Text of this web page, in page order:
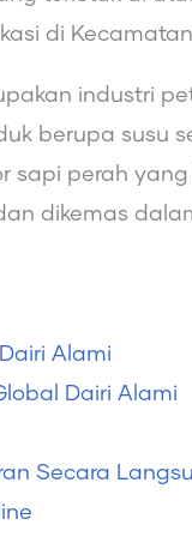
di
industri
berupa susu
sapi perah
dikemas
Alami
Dairi Alami
Secara